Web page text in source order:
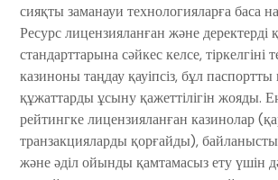
сияқты заманауи технологияларға баса
Ресурс лицензияланған және деректерді
стандарттарына сәйкес келсе, тіркелгіні
казиноны таңдау қауіпсіз, бұл паспортты
құжаттарды ұсыну қажеттілігін жояды.
рейтингке лицензияланған казинолар
транзакцияларды қорғайды),
және әділ ойынды қамтамасыз ету үшін